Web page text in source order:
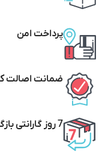
پرداخت امن
ضمانت اصالت
7 روز گارانتی بازگشت وجه